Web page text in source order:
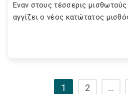
Εναν στους τέσσερις
αγγίζει ο νέος κατώτατος
1 2 …